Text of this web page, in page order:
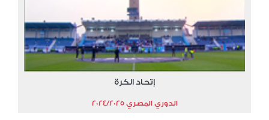
إتحاد الكرة
الدوري المصري 2024/2025